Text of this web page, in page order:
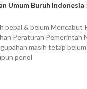
Umum Buruh
bebal & belum Mencabut
Peraturan Pemerintah
masih tetap
penol